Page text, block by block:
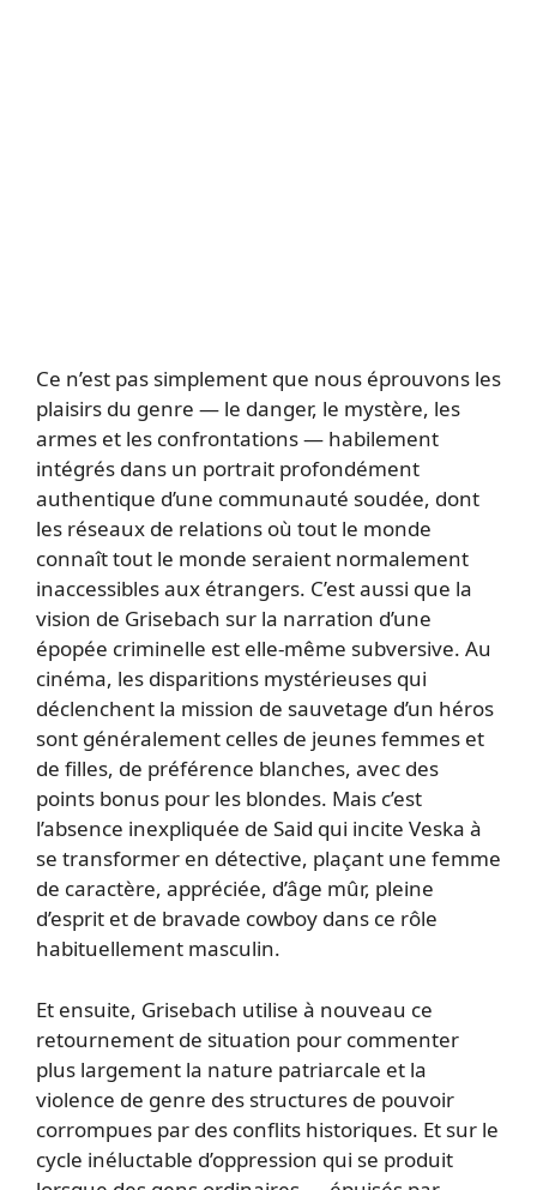
Ce n’est pas simplement que nous éprouvons les
plaisirs du genre — le danger, le mystère, les
armes et les confrontations — habilement
intégrés dans un portrait profondément
authentique d’une communauté soudée, dont
les réseaux de relations où tout le monde
connaît tout le monde seraient normalement
inaccessibles aux étrangers. C’est aussi que la
vision de Grisebach sur la narration d’une
épopée criminelle est elle-même subversive. Au
cinéma, les disparitions mystérieuses qui
déclenchent la mission de sauvetage d’un héros
sont généralement celles de jeunes femmes et
de filles, de préférence blanches, avec des
points bonus pour les blondes. Mais c’est
l’absence inexpliquée de Said qui incite Veska à
se transformer en détective, plaçant une femme
de caractère, appréciée, d’âge mûr, pleine
d’esprit et de bravade cowboy dans ce rôle
habituellement masculin.
Et ensuite, Grisebach utilise à nouveau ce
retournement de situation pour commenter
plus largement la nature patriarcale et la
violence de genre des structures de pouvoir
corrompues par des conflits historiques. Et sur le
cycle inéluctable d’oppression qui se produit